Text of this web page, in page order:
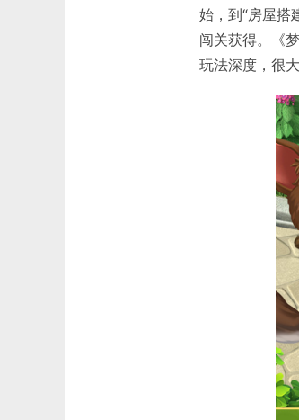
始，到“房屋搭
闯关获得。《
玩法深度，很